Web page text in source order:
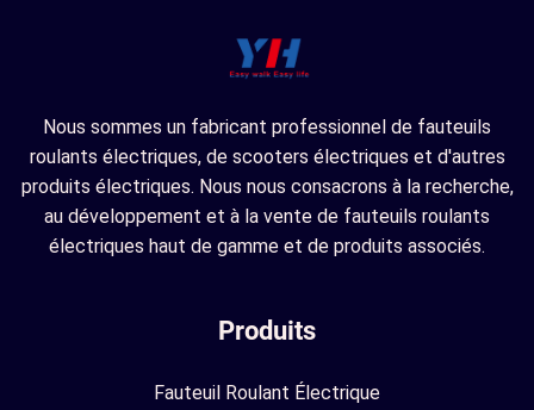
Nous sommes un fabricant professionnel de fauteuils
roulants électriques, de scooters électriques et d'autres
produits électriques. Nous nous consacrons à la recherche,
au développement et à la vente de fauteuils roulants
électriques haut de gamme et de produits associés.
Produits
Fauteuil Roulant Électrique